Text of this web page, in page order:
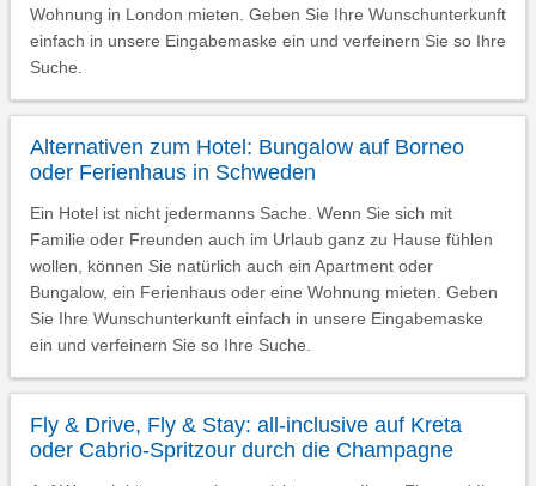
Wohnung in London mieten. Geben Sie Ihre Wunschunterkunft
einfach in unsere Eingabemaske ein und verfeinern Sie so Ihre
Suche.
Alternativen zum Hotel: Bungalow auf Borneo
oder Ferienhaus in Schweden
Ein Hotel ist nicht jedermanns Sache. Wenn Sie sich mit
Familie oder Freunden auch im Urlaub ganz zu Hause fühlen
wollen, können Sie natürlich auch ein Apartment oder
Bungalow, ein Ferienhaus oder eine Wohnung mieten. Geben
Sie Ihre Wunschunterkunft einfach in unsere Eingabemaske
ein und verfeinern Sie so Ihre Suche.
Fly & Drive, Fly & Stay: all-inclusive auf Kreta
oder Cabrio-Spritzour durch die Champagne